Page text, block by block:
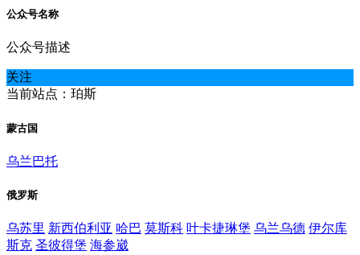
公众号名称
公众号描述
关注
当前站点：珀斯
蒙古国
乌兰巴托
俄罗斯
乌苏里 新西伯利亚 哈巴 莫斯科 叶卡捷琳堡 乌兰乌德 伊尔库
斯克 圣彼得堡 海参崴